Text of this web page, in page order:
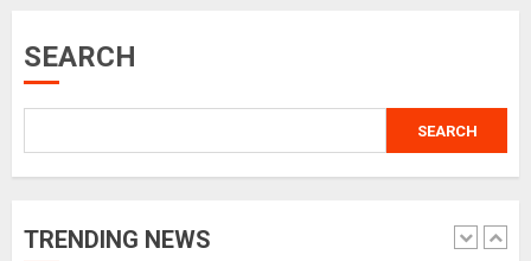
SEARCH
SEARCH
TRENDING NEWS
5
1
अरूसँग होइन, हिजोको आफूसँग प्रतिस्पर्धा गरेँ